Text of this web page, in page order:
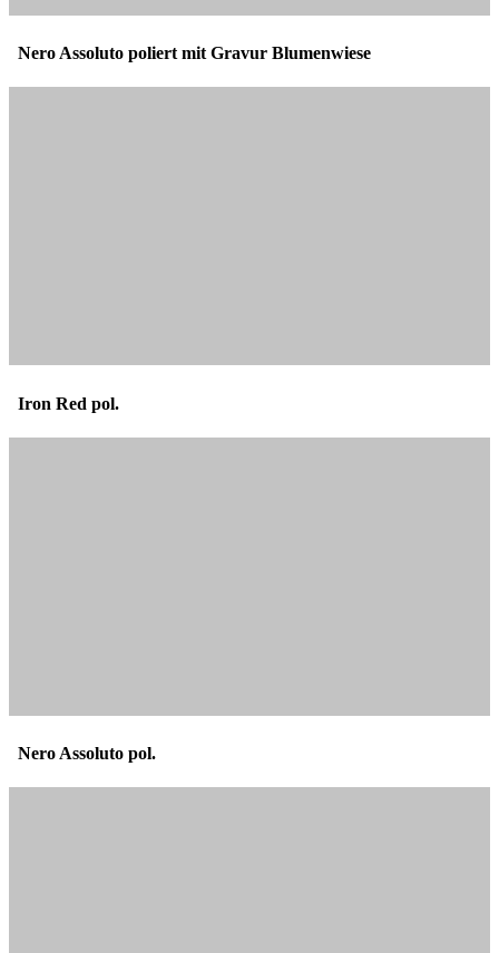
Nero Assoluto poliert mit Gravur Blumenwiese
Iron Red pol.
Nero Assoluto pol.